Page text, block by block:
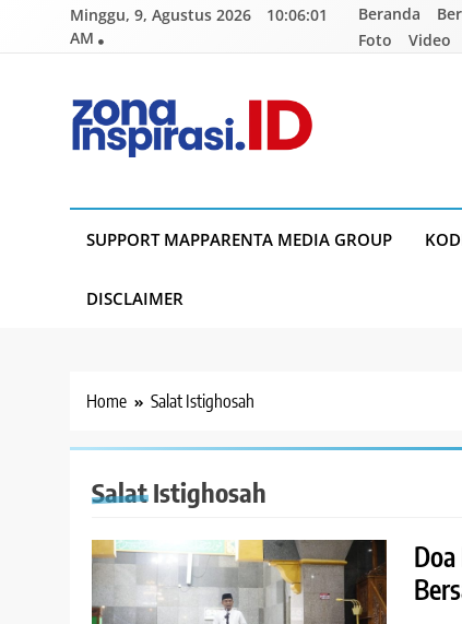
Minggu, 9, Agustus 2026
10:06:01
AM
Beranda
Foto
Video
SUPPORT MAPPARENTA MEDIA GROUP
DISCLAIMER
Home Salat Istighosah
Salat Istighosah